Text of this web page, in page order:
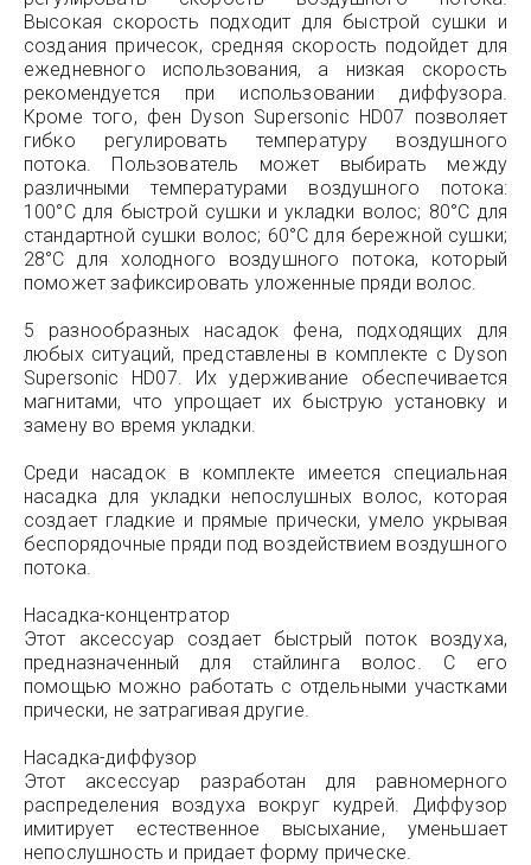
Высокая скорость подходит для быстрой сушки и
создания причесок, средняя скорость подойдет для
ежедневного использования, а низкая скорость
рекомендуется при использовании диффузора.
Кроме того, фен Dyson Supersonic HD07 позволяет
гибко регулировать температуру воздушного
потока. Пользователь может выбирать между
различными температурами воздушного потока:
100°C для быстрой сушки и укладки волос; 80°C для
стандартной сушки волос; 60°C для бережной сушки;
28°C для холодного воздушного потока, который
поможет зафиксировать уложенные пряди волос.
5 разнообразных насадок фена, подходящих для
любых ситуаций, представлены в комплекте с Dyson
Supersonic HD07. Их удерживание обеспечивается
магнитами, что упрощает их быструю установку и
замену во время укладки.
Среди насадок в комплекте имеется специальная
насадка для укладки непослушных волос, которая
создает гладкие и прямые прически, умело укрывая
беспорядочные пряди под воздействием воздушного
потока.
Насадка-концентратор
Этот аксессуар создает быстрый поток воздуха,
предназначенный для стайлинга волос. С его
помощью можно работать с отдельными участками
прически, не затрагивая другие.
Насадка-диффузор
Этот аксессуар разработан для равномерного
распределения воздуха вокруг кудрей. Диффузор
имитирует естественное высыхание, уменьшает
непослушность и придает форму прическе.